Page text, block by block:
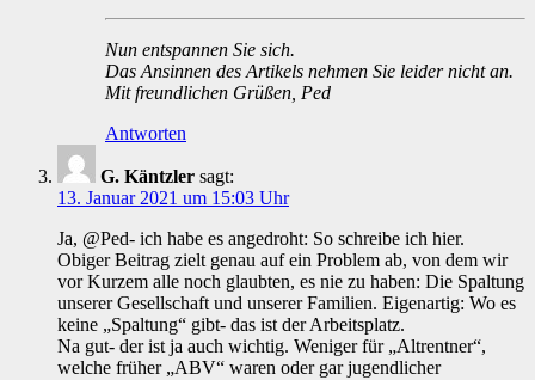
Nun entspannen Sie sich.
Das Ansinnen des Artikels nehmen Sie leider nicht an.
Mit freundlichen Grüßen, Ped
Antworten
G. Käntzler sagt:
13. Januar 2021 um 15:03 Uhr
Ja, @Ped- ich habe es angedroht: So schreibe ich hier.
Obiger Beitrag zielt genau auf ein Problem ab, von dem wir
vor Kurzem alle noch glaubten, es nie zu haben: Die Spaltung
unserer Gesellschaft und unserer Familien. Eigenartig: Wo es
keine „Spaltung“ gibt- das ist der Arbeitsplatz.
Na gut- der ist ja auch wichtig. Weniger für „Altrentner“,
welche früher „ABV“ waren oder gar jugendlicher